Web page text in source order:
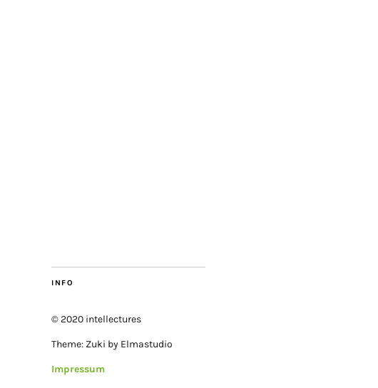
INFO
© 2020 intellectures
Theme: Zuki by Elmastudio
Impressum